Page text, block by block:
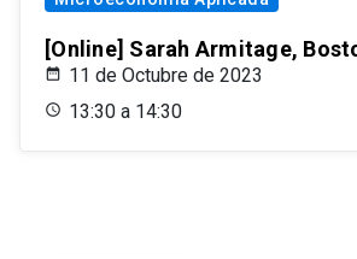
[Online] Sarah Armitage,
11 de Octubre de 2023
13:30 a 14:30